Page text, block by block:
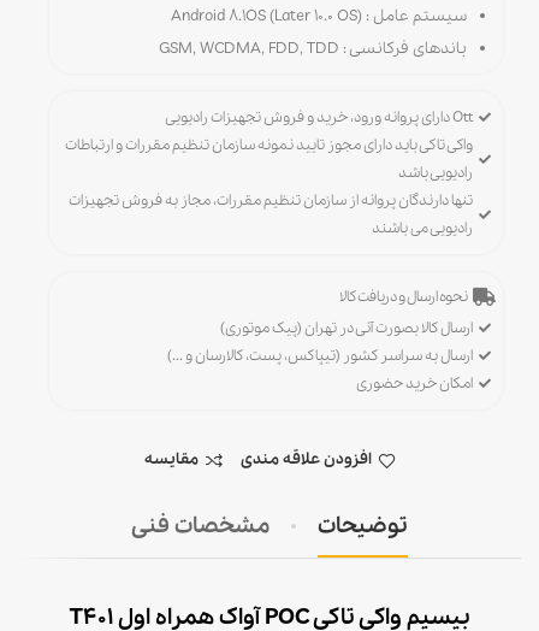
سیستم عامل : Android 8.1OS (Later 10.0 OS)
باندهای فرکانسی : GSM, WCDMA, FDD, TDD
Ott دارای پروانه ورود، خرید و فروش تجهیزات رادیویی
واکی تاکی باید دارای مجوز تایید نمونه سازمان تنظیم مقررات و ارتباطات
رادیویی باشد
تنها دارندگان پروانه از سازمان تنظیم مقررات، مجاز به فروش تجهیزات
رادیویی می باشند
نحوه ارسال و دریافت کالا
ارسال کالا بصورت آنی در تهران (پیک موتوری)
ارسال به سراسر کشور (تیپاکس، پست، کالارسان و ...)
امکان خرید حضوری
افزودن علاقه مندی مقایسه
توضیحات مشخصات فنی
بیسیم واکی تاکی POC آواک همراه اول T401